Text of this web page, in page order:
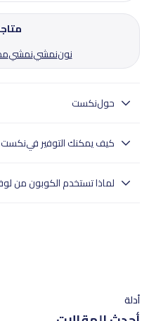
نوننمشينمشي
حولنكست
كيف يمكنك التوفير فينكست
المنزل، مع توصيل سريع وإرجاع سهل،
لماذا تستخدم الكوبون من
أدلة